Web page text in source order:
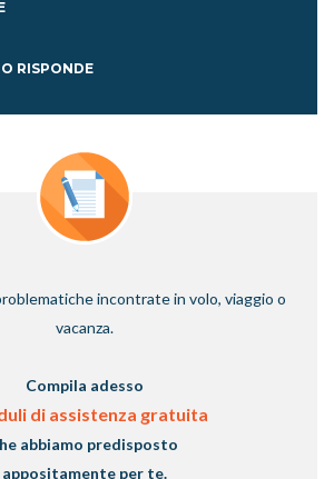
RISPONDE
incontrate in volo, viaggio o
vacanza.
Compila adesso
di assistenza gratuita
abbiamo predisposto
appositamente per te.